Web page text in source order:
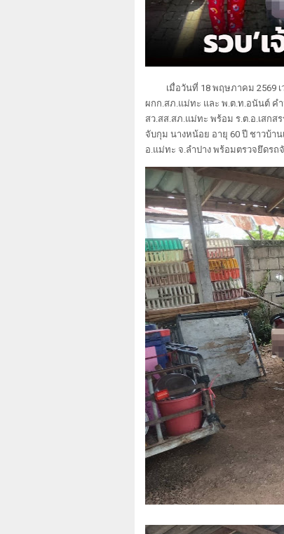
เมื่อวันที่ 18 พฤษภาคม 2569 เ
ผกก.สภ.แม่ทะ และ พ.ต.ท.อนันต์ ค
สว.สส.สภ.แม่ทะ พร้อม ร.ต.อ.เสกส
จับกุม นางหน้อย อายุ 60 ปี ชาวบ้า
อ.แม่ทะ จ.ลำปาง พร้อมตรวจยึดร